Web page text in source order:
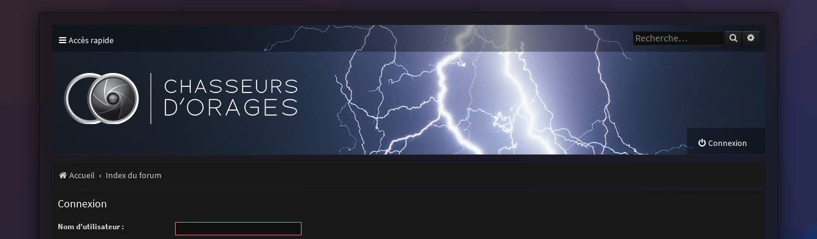
Accès rapide Rechercher
Connexion
Accueil Index du forum
Connexion
Nom d’utilisateur :